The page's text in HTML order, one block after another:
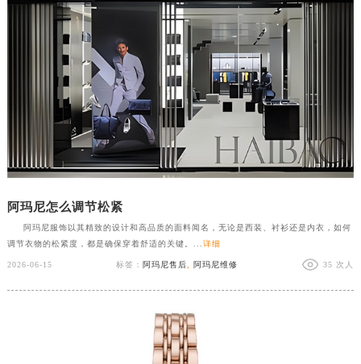
阿玛尼怎么调节松紧
阿玛尼服饰以其精致的设计和高品质的面料闻名，无论是西装、衬衫还是内衣，如何
调节衣物的松紧度，都是确保穿着舒适的关键。... 详细
2026-06-15 标签：阿玛尼售后 ,阿玛尼维修 35 次人